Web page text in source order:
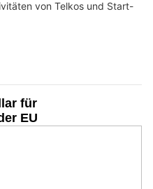
von Telkos und Start-
für
EU